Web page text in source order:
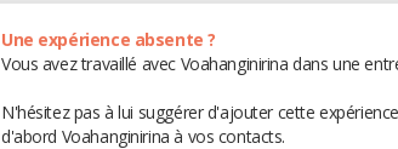
Une expérience absente ?
Vous avez travaillé avec Voahanginirina dans une
N'hésitez pas à lui suggérer d'ajouter cette
d'abord Voahanginirina à vos contacts.